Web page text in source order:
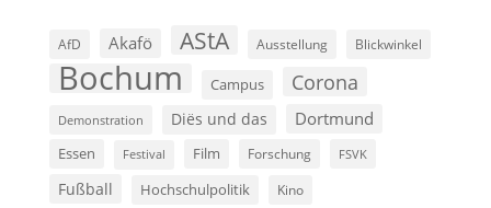
AfD Akafö AStA Ausstellung Blickwinkel
Bochum Campus Corona
Demonstration Diës und das Dortmund
Essen Festival Film Forschung FSVK
Fußball Hochschulpolitik Kino